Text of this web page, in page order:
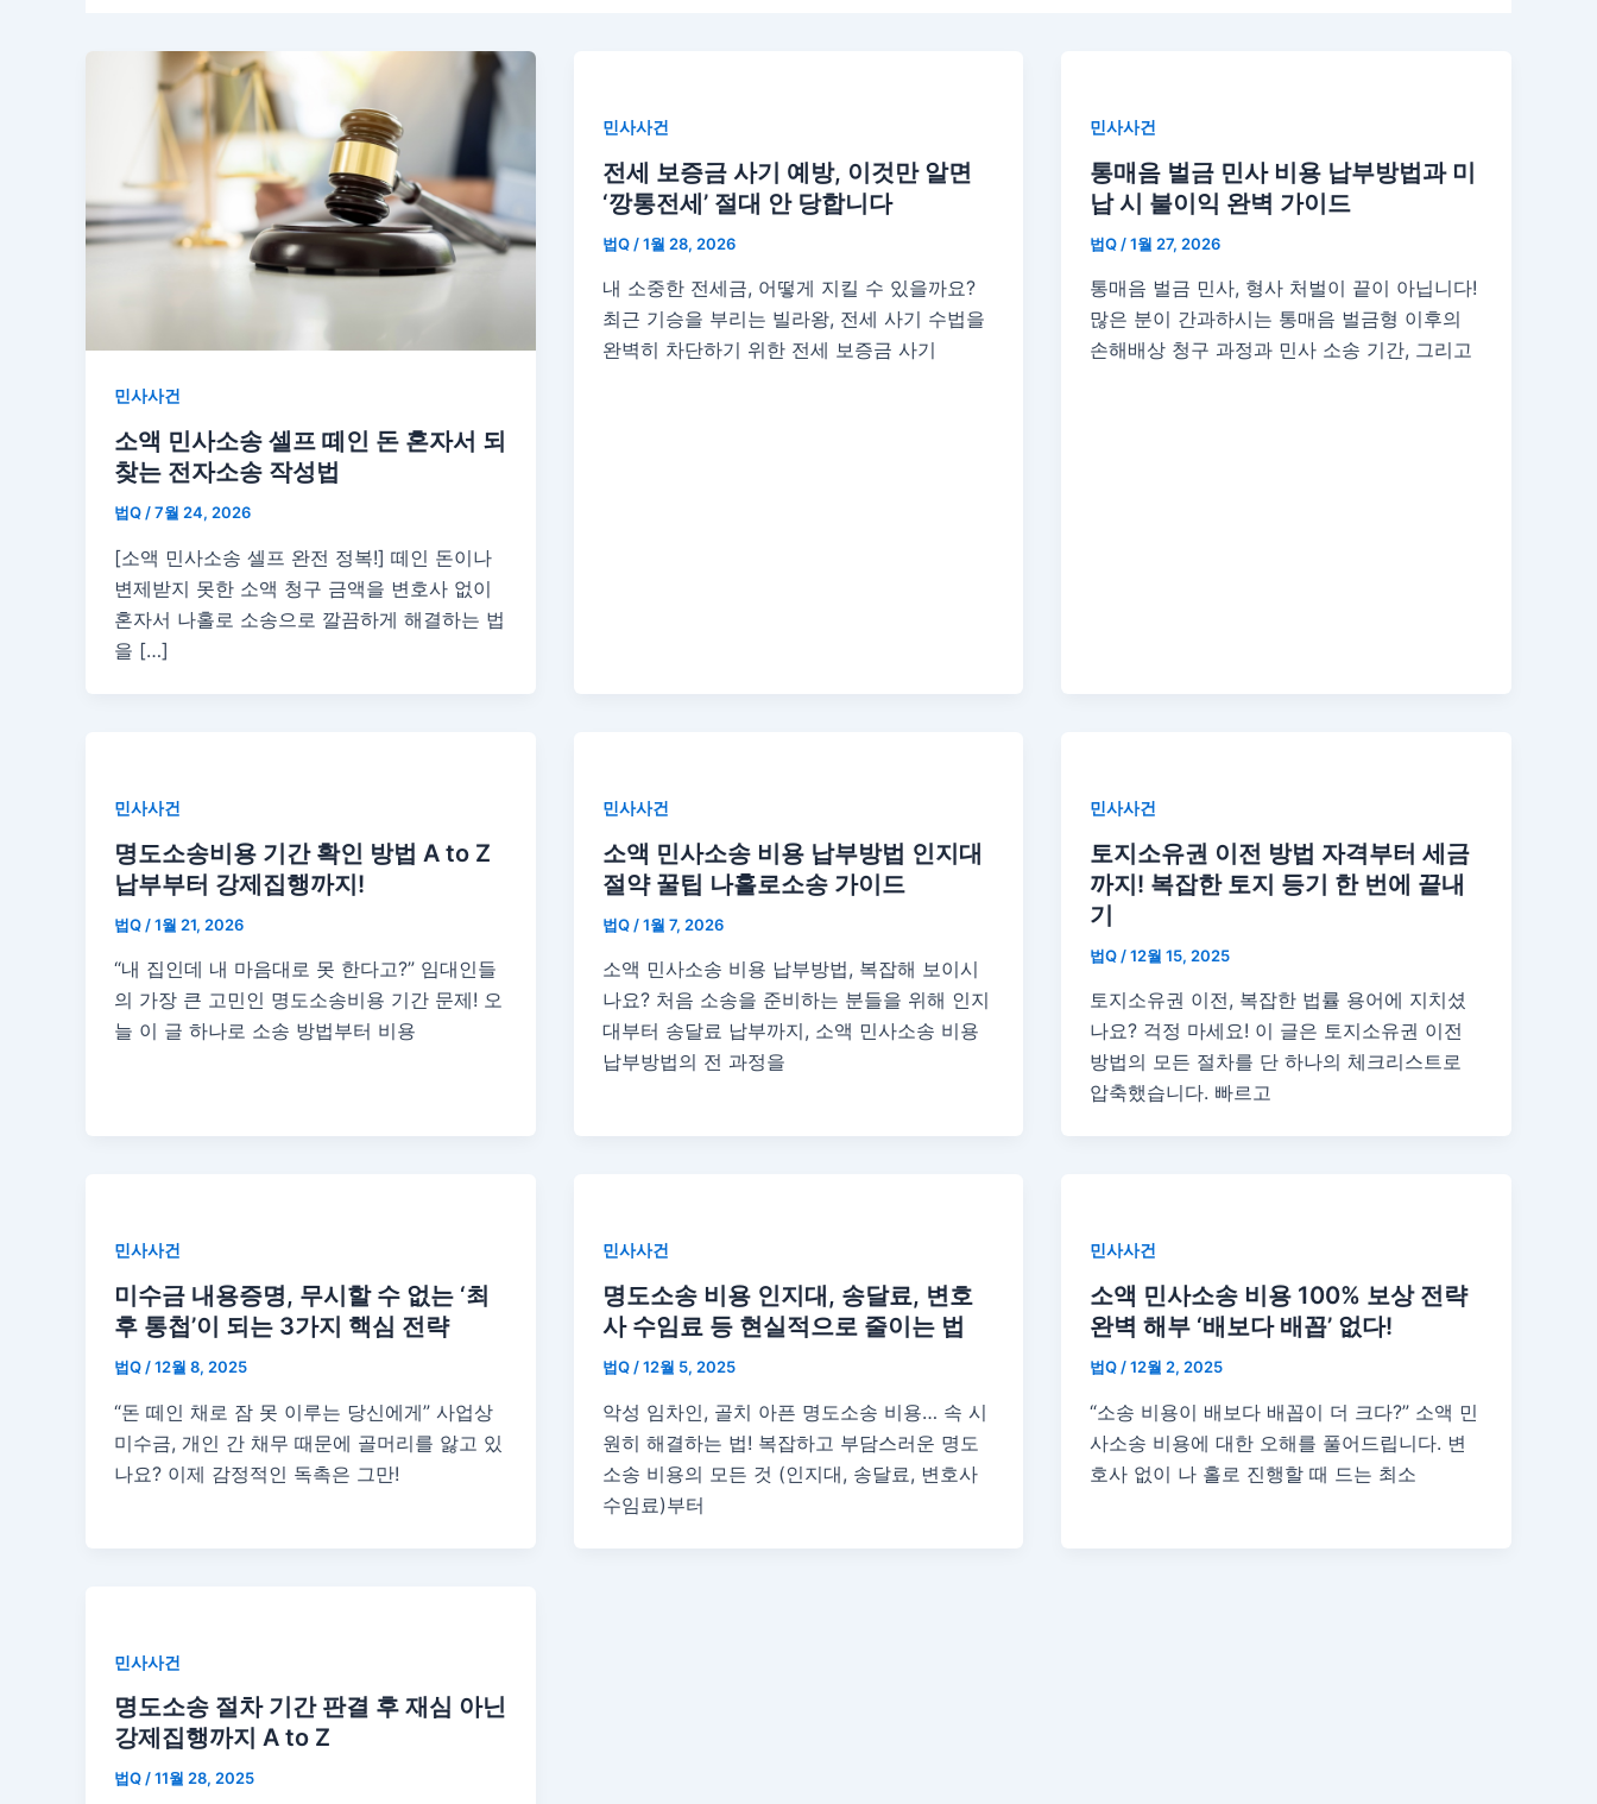
민사사건
소액 민사소송 셀프 떼인 돈 혼자서 되
찾는 전자소송 작성법
법Q/7월 24, 2026
[소액 민사소송 셀프 완전 정복!] 떼인 돈이나
변제받지 못한 소액 청구 금액을 변호사 없이
혼자서 나홀로 소송으로 깔끔하게 해결하는 법
을 […]
민사사건
전세 보증금 사기 예방, 이것만 알면
‘깡통전세’ 절대 안 당합니다
법Q /1월 28, 2026
내 소중한 전세금, 어떻게 지킬 수 있을까요?
최근 기승을 부리는 빌라왕, 전세 사기 수법을
완벽히 차단하기 위한 전세 보증금 사기
민사사건
통매음 벌금 민사 비용 납부방법과 미
납 시 불이익 완벽 가이드
법Q /1월 27, 2026
통매음 벌금 민사, 형사 처벌이 끝이 아닙니다!
많은 분이 간과하시는 통매음 벌금형 이후의
손해배상 청구 과정과 민사 소송 기간, 그리고
민사사건
명도소송비용 기간 확인 방법 A to Z
납부부터 강제집행까지!
법Q /1월 21, 2026
“내 집인데 내 마음대로 못 한다고?” 임대인들
의 가장 큰 고민인 명도소송비용 기간 문제! 오
늘 이 글 하나로 소송 방법부터 비용
민사사건
소액 민사소송 비용 납부방법 인지대
절약 꿀팁 나홀로소송 가이드
법Q /1월 7, 2026
소액 민사소송 비용 납부방법, 복잡해 보이시
나요? 처음 소송을 준비하는 분들을 위해 인지
대부터 송달료 납부까지, 소액 민사소송 비용
납부방법의 전 과정을
민사사건
토지소유권 이전 방법 자격부터 세금
까지! 복잡한 토지 등기 한 번에 끝내
기
법Q /12월 15, 2025
토지소유권 이전, 복잡한 법률 용어에 지치셨
나요? 걱정 마세요! 이 글은 토지소유권 이전
방법의 모든 절차를 단 하나의 체크리스트로
압축했습니다. 빠르고
민사사건
미수금 내용증명, 무시할 수 없는 ‘최
후 통첩’이 되는 3가지 핵심 전략
법Q /12월 8, 2025
“돈 떼인 채로 잠 못 이루는 당신에게” 사업상
미수금, 개인 간 채무 때문에 골머리를 앓고 있
나요? 이제 감정적인 독촉은 그만!
민사사건
명도소송 비용 인지대, 송달료, 변호
사 수임료 등 현실적으로 줄이는 법
법Q /12월 5, 2025
악성 임차인, 골치 아픈 명도소송 비용… 속 시
원히 해결하는 법! 복잡하고 부담스러운 명도
소송 비용의 모든 것 (인지대, 송달료, 변호사
수임료)부터
민사사건
소액 민사소송 비용 100% 보상 전략
완벽 해부 ‘배보다 배꼽’ 없다!
법Q /12월 2, 2025
“소송 비용이 배보다 배꼽이 더 크다?” 소액 민
사소송 비용에 대한 오해를 풀어드립니다. 변
호사 없이 나 홀로 진행할 때 드는 최소
민사사건
명도소송 절차 기간 판결 후 재심 아닌
강제집행까지 A to Z
법Q/11월 28, 2025